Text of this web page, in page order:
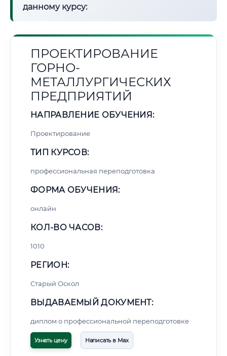
данному курсу:
ПРОЕКТИРОВАНИЕ
ГОРНО-
МЕТАЛЛУРГИЧЕСКИХ
ПРЕДПРИЯТИЙ
НАПРАВЛЕНИЕ ОБУЧЕНИЯ:
Проектирование
ТИП КУРСОВ:
профессиональная переподготовка
ФОРМА ОБУЧЕНИЯ:
онлайн
КОЛ-ВО ЧАСОВ:
1010
РЕГИОН:
Старый Оскол
ВЫДАВАЕМЫЙ ДОКУМЕНТ:
диплом о профессиональной переподготовке
Узнать цену Написать в Max